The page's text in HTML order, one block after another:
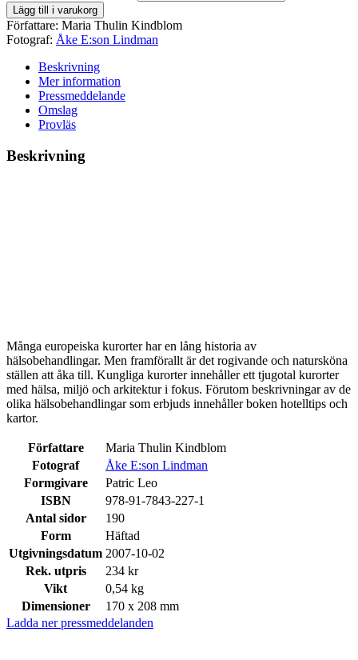
Lägg till i varukorg
Författare: Maria Thulin Kindblom
Fotograf: Åke E:son Lindman
Beskrivning
Mer information
Pressmeddelande
Omslag
Provläs
Beskrivning
Många europeiska kurorter har en lång historia av
hälsobehandlingar. Men framförallt är det rogivande och natursköna
ställen att åka till. Kungliga kurorter innehåller ett tjugotal kurorter
med hälsa, miljö och arkitektur i fokus. Förutom beskrivningar av de
olika hälsobehandlingar som erbjuds innehåller boken hotelltips och
kartor.
Författare
Maria Thulin Kindblom
Fotograf
Åke E:son Lindman
Formgivare
Patric Leo
ISBN
978-91-7843-227-1
Antal sidor
190
Form
Häftad
Utgivningsdatum 2007-10-02
Rek. utpris
234 kr
Vikt
0,54 kg
Dimensioner
170 x 208 mm
Ladda ner pressmeddelanden